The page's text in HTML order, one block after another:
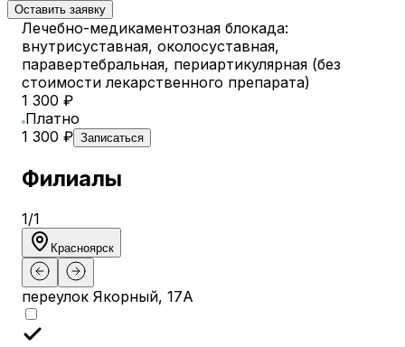
Оставить заявку
Лечебно-медикаментозная блокада:
внутрисуставная, околосуставная,
паравертебральная, периартикулярная (без
стоимости лекарcтвенного препарата)
1 300 ₽
Платно
1 300 ₽ Записаться
Филиалы
1/1
Красноярск
переулок Якорный, 17А